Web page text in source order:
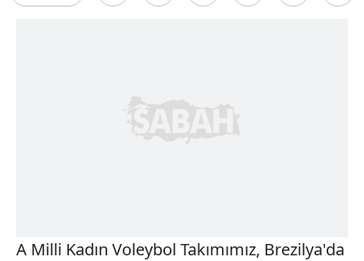
A Milli Kadın Voleybol Takımımız, Brezilya'da